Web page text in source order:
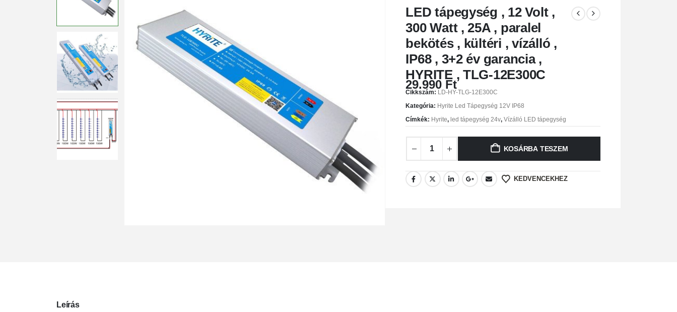
LED tápegység , 12 Volt ,
300 Watt , 25A , paralel
bekötés , kültéri , vízálló ,
IP68 , 3+2 év garancia ,
HYRITE , TLG-12E300C
29.990 Ft
Cikkszám: LD-HY-TLG-12E300C
Kategória: Hyrite Led Tápegység 12V IP68
Címkék: Hyrite, led tápegység 24v,Vízálló LED tápegység
KOSÁRBA TESZEM
KEDVENCEKHEZ
Leírás